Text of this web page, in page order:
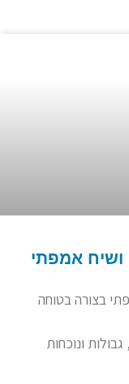
אמפתי
בטוחה
ונוכחות